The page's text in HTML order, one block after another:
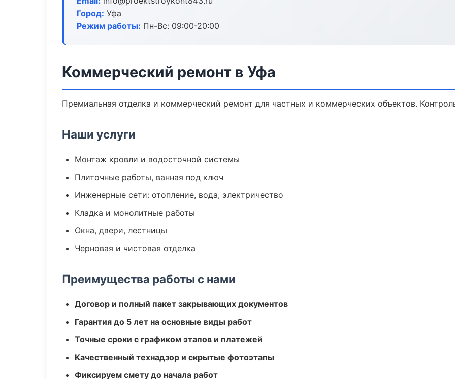
Город: Уфа
Режим работы: Пн-Вс: 09:00-20:00
Коммерческий ремонт в Уфа
Премиальная отделка и коммерческий ремонт для частных и коммерческих объектов.
Наши услуги
Монтаж кровли и водосточной системы
Плиточные работы, ванная под ключ
Инженерные сети: отопление, вода, электричество
Кладка и монолитные работы
Окна, двери, лестницы
Черновая и чистовая отделка
Преимущества работы с нами
Договор и полный пакет закрывающих документов
Гарантия до 5 лет на основные виды работ
Точные сроки с графиком этапов и платежей
Качественный технадзор и скрытые фотоэтапы
Фиксируем смету до начала работ